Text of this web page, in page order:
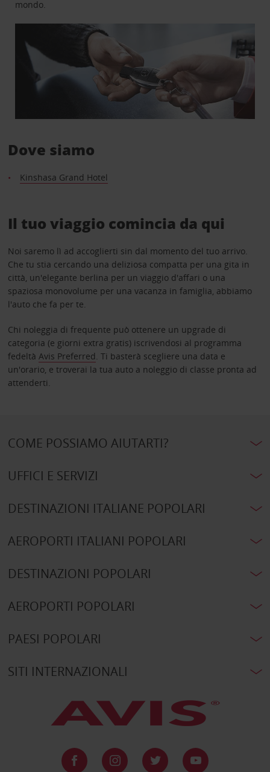
mondo.
Dove siamo
Kinshasa Grand Hotel
Il tuo viaggio comincia da qui
Noi saremo lì ad accoglierti sin dal momento del tuo arrivo.
Che tu stia cercando una deliziosa compatta per una gita in
città, un'elegante berlina per un viaggio d'affari o una
spaziosa monovolume per una vacanza in famiglia, abbiamo
l'auto che fa per te.
Chi noleggia di frequente può ottenere un upgrade di
categoria (e giorni extra gratis) iscrivendosi al programma
fedeltà Avis Preferred. Ti basterà scegliere una data e
un'orario, e troverai la tua auto a noleggio di classe pronta ad
attenderti.
COME POSSIAMO AIUTARTI?
UFFICI E SERVIZI
DESTINAZIONI ITALIANE POPOLARI
AEROPORTI ITALIANI POPOLARI
DESTINAZIONI POPOLARI
AEROPORTI POPOLARI
PAESI POPOLARI
SITI INTERNAZIONALI